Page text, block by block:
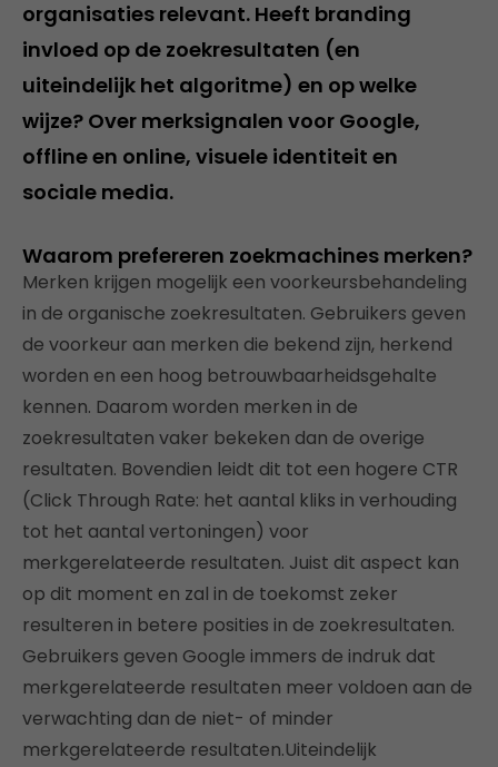
organisaties relevant. Heeft branding
invloed op de zoekresultaten (en
uiteindelijk het algoritme) en op welke
wijze? Over merksignalen voor Google,
offline en online, visuele identiteit en
sociale media.
Waarom prefereren zoekmachines merken?
Merken krijgen mogelijk een voorkeursbehandeling
in de organische zoekresultaten. Gebruikers geven
de voorkeur aan merken die bekend zijn, herkend
worden en een hoog betrouwbaarheidsgehalte
kennen. Daarom worden merken in de
zoekresultaten vaker bekeken dan de overige
resultaten. Bovendien leidt dit tot een hogere CTR
(Click Through Rate: het aantal kliks in verhouding
tot het aantal vertoningen) voor
merkgerelateerde resultaten. Juist dit aspect kan
op dit moment en zal in de toekomst zeker
resulteren in betere posities in de zoekresultaten.
Gebruikers geven Google immers de indruk dat
merkgerelateerde resultaten meer voldoen aan de
verwachting dan de niet- of minder
merkgerelateerde resultaten.Uiteindelijk